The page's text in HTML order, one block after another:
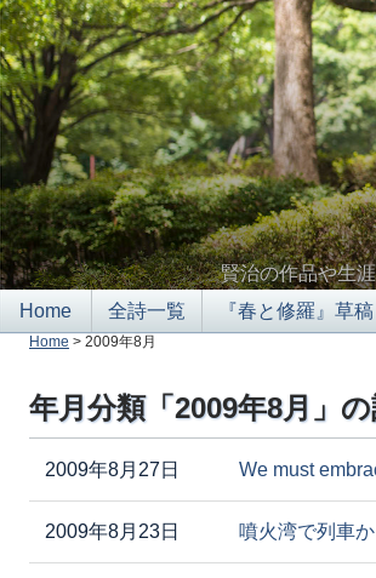
賢治の作品や生
Home
全詩一覧 『春と修羅』草稿
Home > 2009年8月
年月分類「2009年8月」
2009年8月27日 We must
2009年8月23日 噴火湾で列車